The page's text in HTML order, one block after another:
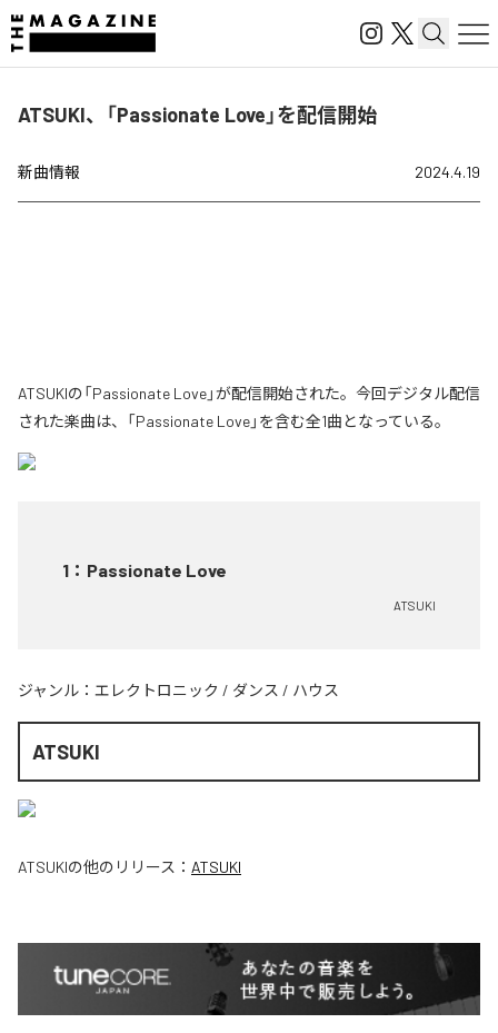
ATSUKI、「Passionate Love」を配信開始
新曲情報 2024.4.19
ATSUKIの「Passionate Love」が配信開始された。今回デジタル配信
された楽曲は、「Passionate Love」を含む全1曲となっている。
1 ： Passionate Love
ATSUKI
ジャンル： エレクトロニック / ダンス / ハウス
ATSUKI
ATSUKIの他のリリース： ATSUKI